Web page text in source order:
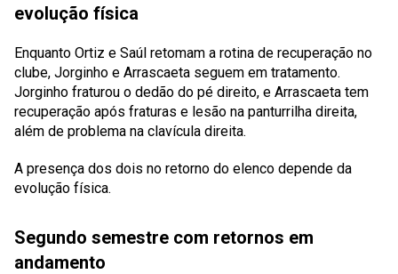
evolução física
Enquanto Ortiz e Saúl retomam a rotina de recuperação no
clube, Jorginho e Arrascaeta seguem em tratamento.
Jorginho fraturou o dedão do pé direito, e Arrascaeta tem
recuperação após fraturas e lesão na panturrilha direita,
além de problema na clavícula direita.
A presença dos dois no retorno do elenco depende da
evolução física.
Segundo semestre com retornos em
andamento